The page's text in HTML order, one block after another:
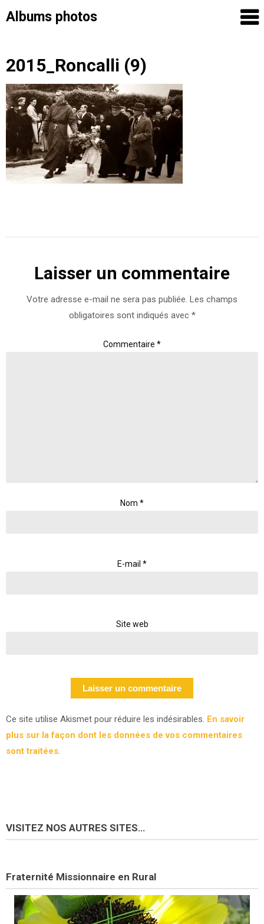
Albums photos
Skip
content
2015_Roncalli (9)
Laisser un commentaire
Votre adresse e-mail ne sera pas publiée. Les champs
obligatoires sont indiqués avec *
Commentaire *
Nom *
E-mail *
Site web
Ce site utilise Akismet pour réduire les indésirables. En savoir
plus sur la façon dont les données de vos commentaires
sont traitées.
VISITEZ NOS AUTRES SITES…
Fraternité Missionnaire en Rural